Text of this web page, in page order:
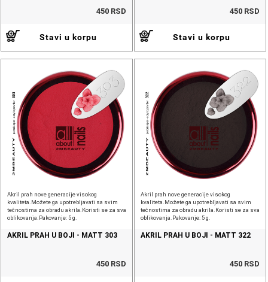
450 RSD
Stavi u korpu
450 RSD
Stavi u korpu
Akril prah nove generacije visokog
kvaliteta.Možete ga upotrebljavati sa svim
tečnostima za obradu akrila.Koristi se za sva
oblikovanja.Pakovanje: 5 g.
AKRIL PRAH U BOJI - MATT 303
450 RSD
Akril prah nove generacije visokog
kvaliteta.Možete ga upotrebljavati sa svim
tečnostima za obradu akrila.Koristi se za sva
oblikovanja.Pakovanje: 5 g.
AKRIL PRAH U BOJI - MATT 322
450 RSD